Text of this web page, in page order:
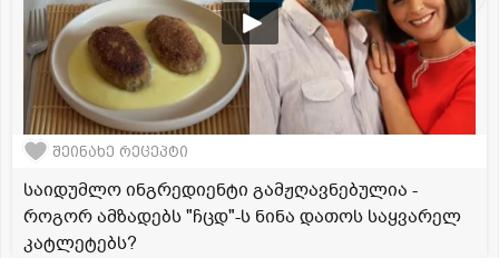
შეინახე რეცეპტი
საიდუმლო ინგრედიენტი გამჟღავნებულია -
როგორ ამზადებს "ჩცდ"-ს ნინა დათოს საყვარელ
კატლეტებს?